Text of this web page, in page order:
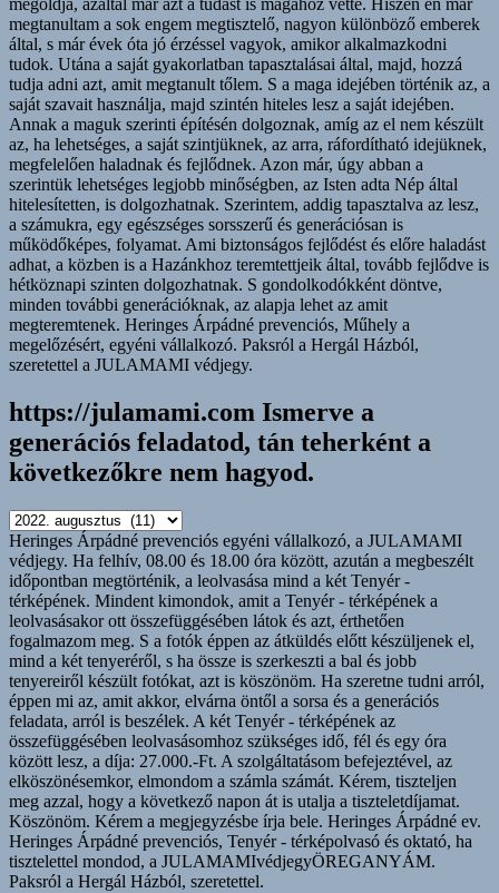
https://julamami.com Ismerve a
generációs feladatod, tán teherként a
következőkre nem hagyod.
https://julamami.com
Ismerve
a
generációs
feladatod,
tán
teherként
a
következőkre
nem
hagyod.
Heringes Árpádné prevenciós egyéni vállalkozó, a JULAMAMI
védjegy. Ha felhív, 08.00 és 18.00 óra között, azután a megbeszélt
időpontban megtörténik, a leolvasása mind a két Tenyér -
térképének. Mindent kimondok, amit a Tenyér - térképének a
leolvasásakor ott összefüggésében látok és azt, érthetően
fogalmazom meg. S a fotók éppen az átküldés előtt készüljenek el,
mind a két tenyeréről, s ha össze is szerkeszti a bal és jobb
tenyereiről készült fotókat, azt is köszönöm. Ha szeretne tudni arról,
éppen mi az, amit akkor, elvárna öntől a sorsa és a generációs
feladata, arról is beszélek. A két Tenyér - térképének az
összefüggésében leolvasásomhoz szükséges idő, fél és egy óra
között lesz, a díja: 27.000.-Ft. A szolgáltatásom befejeztével, az
elköszönésemkor, elmondom a számla számát. Kérem, tiszteljen
meg azzal, hogy a következő napon át is utalja a tiszteletdíjamat.
Köszönöm. Kérem a megjegyzésbe írja bele. Heringes Árpádné ev.
Heringes Árpádné prevenciós, Tenyér - térképolvasó és oktató, ha
tisztelettel mondod, a JULAMAMIvédjegyÖREGANYÁM.
Paksról a Hergál Házból, szeretettel.